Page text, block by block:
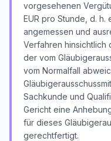
vorgesehenen
EUR pro Stunde, d. h.
angemessen und
Verfahren hinsichtlich
der vom
vom Normalfall
Sachkunde und
Gericht eine
für dieses
gerechtfertigt.